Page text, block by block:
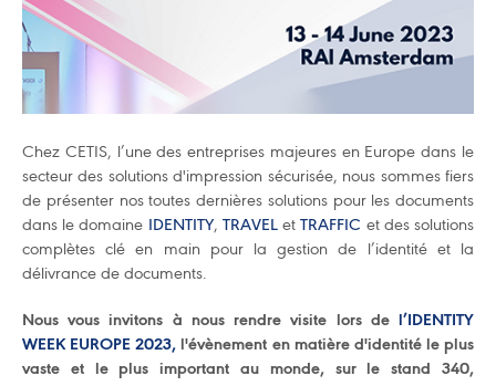
Chez CETIS, l’une des entreprises majeures en Europe dans le
secteur des solutions d'impression sécurisée, nous sommes fiers
de présenter nos toutes dernières solutions pour les documents
dans le domaine IDENTITY, TRAVELetTRAFFIC et des solutions
complètes clé en main pour la gestion de l’identité et la
délivrance de documents.
Nous vous invitons à nous rendre visite lors de l’IDENTITY
WEEK EUROPE 2023, l'évènement en matière d'identité le plus
vaste et le plus important au monde, sur le stand 340,